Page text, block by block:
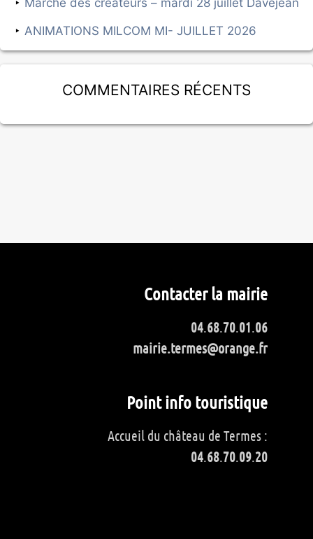
ANIMATIONS MILCOM MI- JUILLET 2026
Commentaires récents
Contacter la mairie
04 68 70 01 06
mairie.termes@orange.fr
Point info touristique
Accueil du château de Termes :
04 68 70 09 20